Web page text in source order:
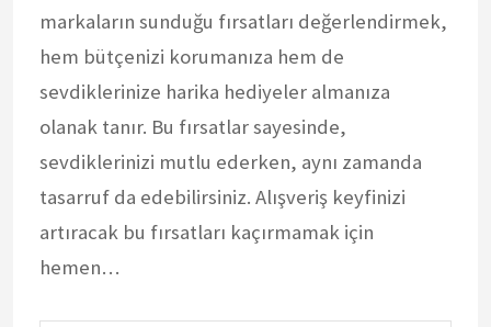
markaların sunduğu fırsatları değerlendirmek,
hem bütçenizi korumanıza hem de
sevdiklerinize harika hediyeler almanıza
olanak tanır. Bu fırsatlar sayesinde,
sevdiklerinizi mutlu ederken, aynı zamanda
tasarruf da edebilirsiniz. Alışveriş keyfinizi
artıracak bu fırsatları kaçırmamak için
hemen…